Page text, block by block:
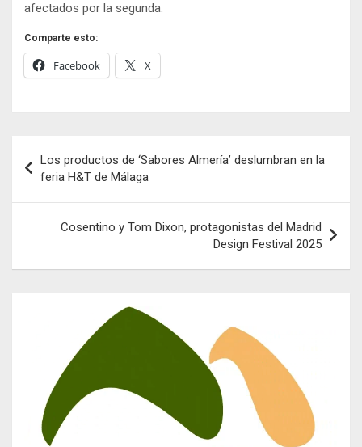
afectados por la segunda.
Comparte esto:
Facebook X
de
entradas
Los productos de ‘Sabores Almería’ deslumbran en la
feria H&T de Málaga
Cosentino y Tom Dixon, protagonistas del Madrid
Design Festival 2025